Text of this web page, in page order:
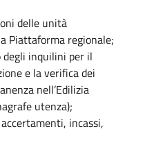
delle unità
Piattaforma regionale;
degli inquilini per il
e la verifica dei
nell’Edilizia
utenza);
incassi,